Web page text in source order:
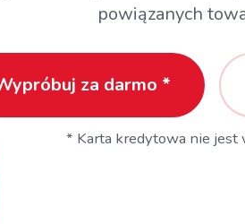
powiązanych
za darmo *
* Karta kredytowa nie jest